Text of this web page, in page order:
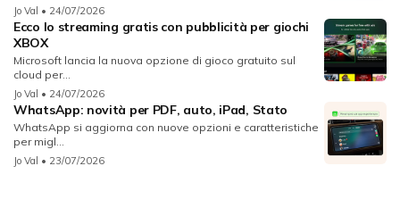
Jo Val • 24/07/2026
Ecco lo streaming gratis con pubblicità per giochi
XBOX
Microsoft lancia la nuova opzione di gioco gratuito sul
cloud per...
Jo Val • 24/07/2026
WhatsApp: novità per PDF, auto, iPad, Stato
WhatsApp si aggiorna con nuove opzioni e caratteristiche
per migl...
Jo Val • 23/07/2026